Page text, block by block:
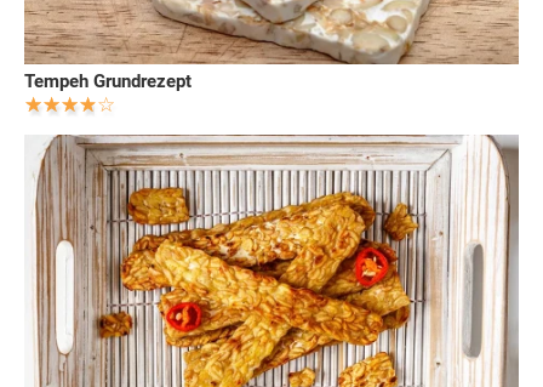
Tempeh Grundrezept